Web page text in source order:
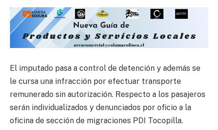
El imputado pasa a control de detención y además se
le cursa una infracción por efectuar transporte
remunerado sin autorización. Respecto a los pasajeros
serán individualizados y denunciados por oficio a la
oficina de sección de migraciones PDI Tocopilla.